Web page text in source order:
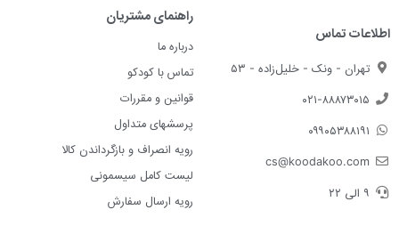
اطلاعات تماس
تهران - ونک - خلیل‌زاده - ۵۳
۰۲۱-۸۸۸۷۳۰۱۵
۰۹۹۰۵۳۸۸۱۹۱
cs@koodakoo.com
۹ الی ۲۲
راهنمای مشتریان
درباره ما
تماس با کودکو
قوانین و مقررات
پرسشهای متداول
رویه انصراف و بازگرداندن کالا
لیست کامل سیسمونی
رویه ارسال سفارش